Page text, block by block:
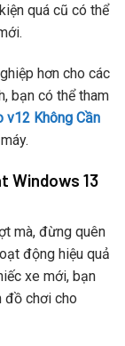
quá cũ có thể
hơn cho các
bạn có thể tham
v12 Không Cần
Windows 13
mà, đừng quên
động hiệu quả
xe mới, bạn
đồ chơi cho